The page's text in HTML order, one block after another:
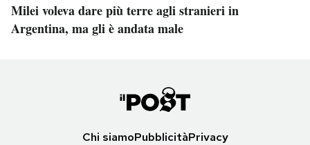
Milei voleva dare più terre agli stranieri in
Argentina, ma gli è andata male
Chi siamoPubblicitàPrivacy